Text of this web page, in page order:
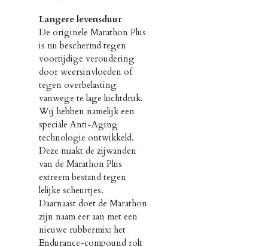
Langere levensduur
De originele Marathon Plus
is nu beschermd tegen
voortijdige veroudering
door weersinvloeden of
tegen overbelasting
vanwege te lage luchtdruk.
Wij hebben namelijk een
speciale Anti-Aging
technologie ontwikkeld.
Deze maakt de zijwanden
van de Marathon Plus
extreem bestand tegen
lelijke scheurtjes.
Daarnaast doet de Marathon
zijn naam eer aan met een
nieuwe rubbermix: het
Endurance-compound rolt